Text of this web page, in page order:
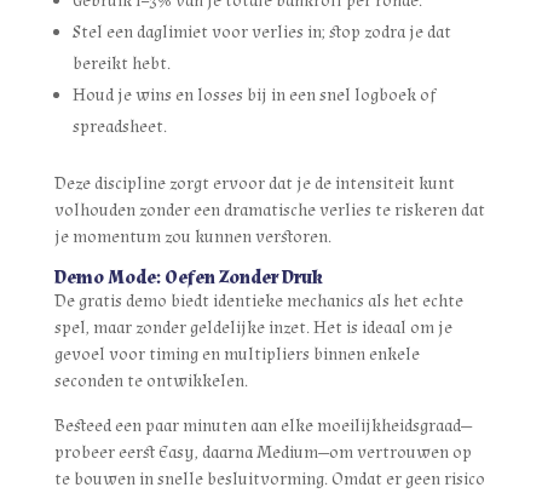
Stel een daglimiet voor verlies in; stop zodra je dat
bereikt hebt.
Houd je wins en losses bij in een snel logboek of
spreadsheet.
Deze discipline zorgt ervoor dat je de intensiteit kunt
volhouden zonder een dramatische verlies te riskeren dat
je momentum zou kunnen verstoren.
Demo Mode: Oefen Zonder Druk
De gratis demo biedt identieke mechanics als het echte
spel, maar zonder geldelijke inzet. Het is ideaal om je
gevoel voor timing en multipliers binnen enkele
seconden te ontwikkelen.
Besteed een paar minuten aan elke moeilijkheidsgraad—
probeer eerst Easy, daarna Medium—om vertrouwen op
te bouwen in snelle besluitvorming. Omdat er geen risico